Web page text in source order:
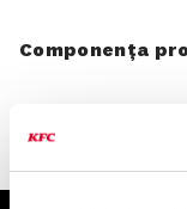
Componența